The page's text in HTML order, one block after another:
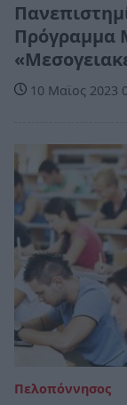
Πρόγραμμα
10 Μαϊος 2023
Πελοπόννησος